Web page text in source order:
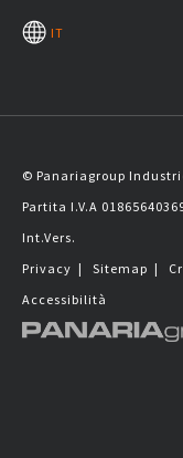
IT
© Panariagroup
Partita I.V.A
Int.Vers.
Privacy | Sitemap |
Accessibilità